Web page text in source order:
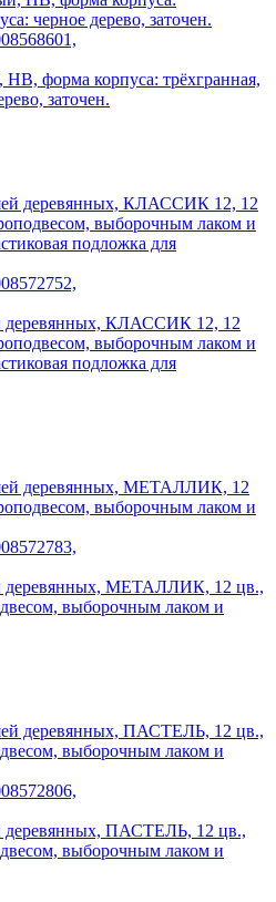
форма корпуса: трёхгранная,
заточен.
деревянных, КЛАССИК 12, 12
выборочным лаком и
подложка для
деревянных, МЕТАЛЛИК, 12 цв.,
выборочным лаком и
деревянных, ПАСТЕЛЬ, 12 цв.,
выборочным лаком и